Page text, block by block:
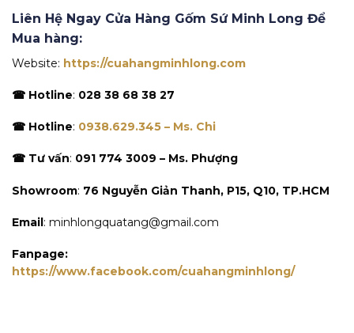
Liên Hệ Ngay Cửa Hàng Gốm Sứ Minh Long Để
Mua hàng:
Website: https://cuahangminhlong.com
☎ Hotline: 028 38 68 38 27
☎ Hotline: 0938.629.345 – Ms. Chi
☎ Tư vấn: 091 774 3009 – Ms. Phượng
Showroom: 76 Nguyễn Giản Thanh, P15, Q10, TP.HCM
Email: minhlongquatang@gmail.com
Fanpage:
https://www.facebook.com/cuahangminhlong/